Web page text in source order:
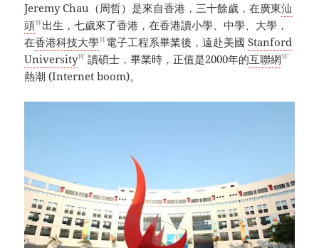
Jeremy Chau（周哲）是來自香港，三十餘歲，在廣東汕
頭W出生，七歲來了香港，在香港讀小學、中學、大學，
在香港科技大學W電子工程系畢業後，遠赴美國Stanford
UniversityW 讀碩士，畢業時，正值是2000年的互聯網W
熱潮 (Internet boom)。